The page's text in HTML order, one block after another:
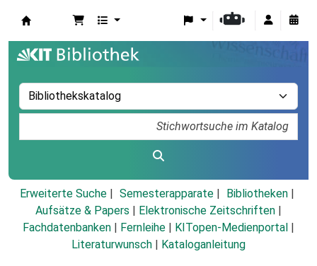
Erweiterte Suche Semesterapparate
Bibliotheken
Aufsätze & Papers
Elektronische Zeitschriften
Fachdatenbanken
Fernleihe KITopen-Medienportal
Literaturwunsch
Kataloganleitung